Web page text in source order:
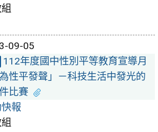
09-05
112年度國中性別平等教育宣導月
性平發聲」－科技生活中發光的
比賽
報